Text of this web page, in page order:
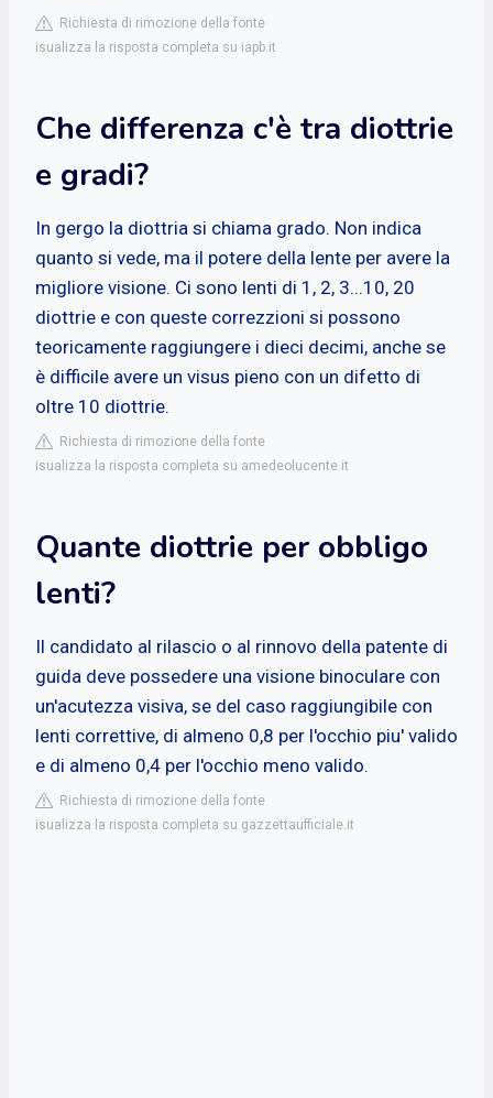
Richiesta di rimozione della fonte
isualizza la risposta completa su iapb.it
Che differenza c'è tra diottrie
e gradi?
In gergo la diottria si chiama grado. Non indica
quanto si vede, ma il potere della lente per avere la
migliore visione. Ci sono lenti di 1, 2, 3...10, 20
diottrie e con queste correzzioni si possono
teoricamente raggiungere i dieci decimi, anche se
è difficile avere un visus pieno con un difetto di
oltre 10 diottrie.
Richiesta di rimozione della fonte
isualizza la risposta completa su amedeolucente.it
Quante diottrie per obbligo
lenti?
Il candidato al rilascio o al rinnovo della patente di
guida deve possedere una visione binoculare con
un'acutezza visiva, se del caso raggiungibile con
lenti correttive, di almeno 0,8 per l'occhio piu' valido
e di almeno 0,4 per l'occhio meno valido.
Richiesta di rimozione della fonte
isualizza la risposta completa su gazzettaufficiale.it